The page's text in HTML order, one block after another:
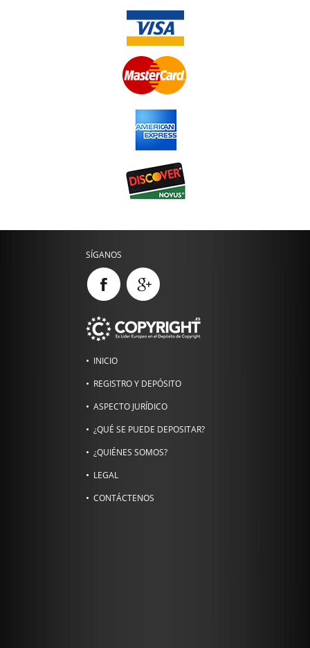
SÍGANOS
INICIO
REGISTRO Y DEPÓSITO
ASPECTO JURÍDICO
¿QUÉ SE PUEDE DEPOSITAR?
¿QUIÉNES SOMOS?
LEGAL
CONTÁCTENOS